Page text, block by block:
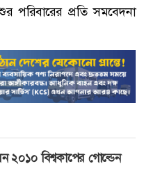
পরিবারের প্রতি সমবেদনা
বিশ্বকাপের গোল্ডেন